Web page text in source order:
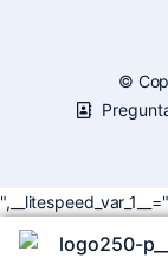
©
",__litespeed_var_1__="